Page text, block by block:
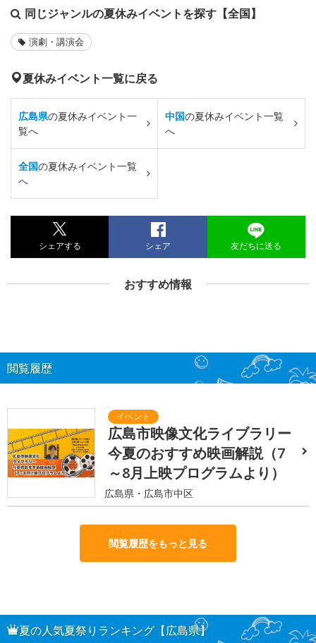
同じジャンルの夏休みイベントを探す【全国】
演劇・講演会
夏休みイベント一覧に戻る
広島県の夏休みイベント一
覧へ
中国の夏休みイベント一覧
へ
全国の夏休みイベント一覧
へ
シェアする シェア 友だちに送る
おすすめ情報
閲覧履歴
広島市映像文化ライブラリー
今夏のおすすめ映画解説（7
～8月上映プログラムより）
広島県・広島市中区
閲覧履歴をもっと見る
夏の人気夏祭りランキング【広島県】